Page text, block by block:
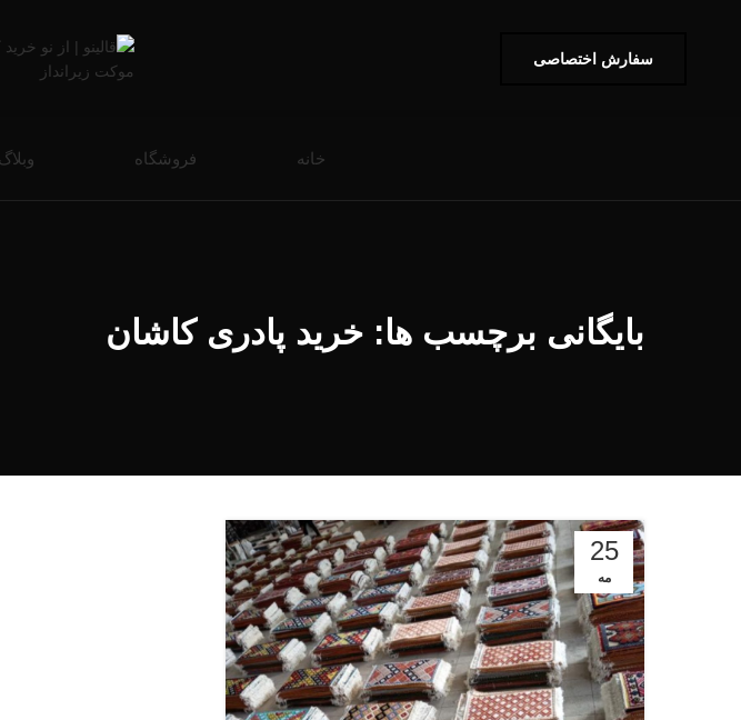
سفارش اختصاصی
خانه فروشگاه وبلاگ
بایگانی برچسب ها: خرید پادری کاشان
25
مه